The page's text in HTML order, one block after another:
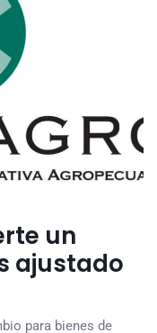
un
ajustado
para bienes de